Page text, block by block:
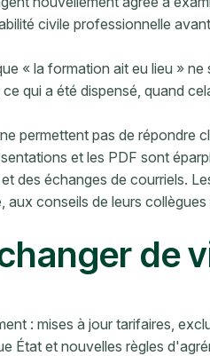
civile professionnelle
« la formation ait eu lieu » ne
qui a été dispensé, quand
permettent pas de répondre
et les PDF sont
des échanges de courriels.
aux conseils de leurs
de
: mises à jour tarifaires,
État et nouvelles règles